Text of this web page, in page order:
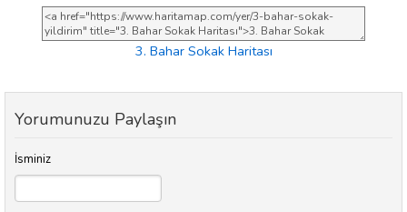
3. Bahar Sokak Haritası
Yorumunuzu Paylaşın
İsminiz